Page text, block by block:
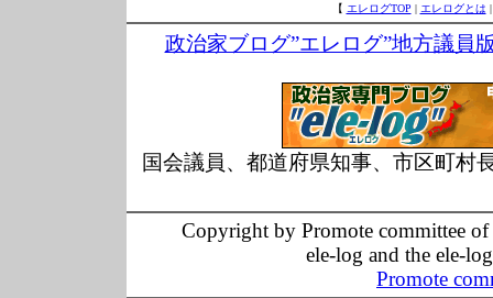
【 エレログTOP | エレログとは
政治家ブログ”エレログ”地方議員
国会議員、都道府県知事、市区町村
Copyright by Promote committee
ele-log and the ele-
Promote